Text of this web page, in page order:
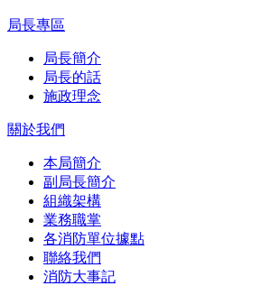
局長專區
局長簡介
局長的話
施政理念
關於我們
本局簡介
副局長簡介
組織架構
業務職掌
各消防單位據點
聯絡我們
消防大事記